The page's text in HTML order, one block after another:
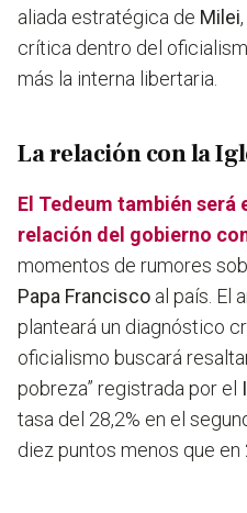
aliada estratégica de Milei
crítica dentro del
más la interna libertaria.
La relación con la
El Tedeum también será
relación del gobierno
momentos de rumores
Papa Francisco al país. El
planteará un diagnóstico
oficialismo buscará
pobreza” registrada por el
tasa del 28,2% en el
diez puntos menos que en